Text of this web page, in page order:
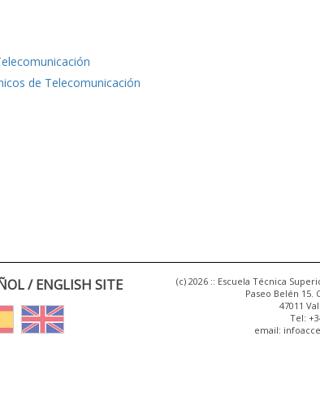
de Telecomunicación
/ ENGLISH SITE
(c) 2026 :: Escuela Técnica
Paseo Belén 15.
47011
Tel:
email: